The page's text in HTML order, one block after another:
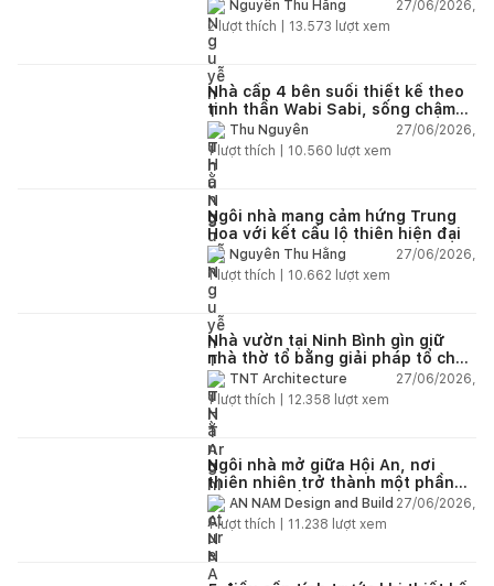
Nguyễn Thu Hằng
27/06/2026,
2lượt thích | 13.573 lượt xem
Nhà cấp 4 bên suối thiết kế theo
tinh thần Wabi Sabi, sống chậm
giữa thiên nhiên
Thu Nguyễn
27/06/2026,
1lượt thích | 10.560 lượt xem
Ngôi nhà mang cảm hứng Trung
Hoa với kết cấu lộ thiên hiện đại
Nguyễn Thu Hằng
27/06/2026,
1lượt thích | 10.662 lượt xem
Nhà vườn tại Ninh Bình gìn giữ
nhà thờ tổ bằng giải pháp tổ chức
lại không gian
TNT Architecture
27/06/2026,
1lượt thích | 12.358 lượt xem
Ngôi nhà mở giữa Hội An, nơi
thiên nhiên trở thành một phần
của cuộc sống
AN NAM Design and Build 27/06/2026,
1lượt thích | 11.238 lượt xem